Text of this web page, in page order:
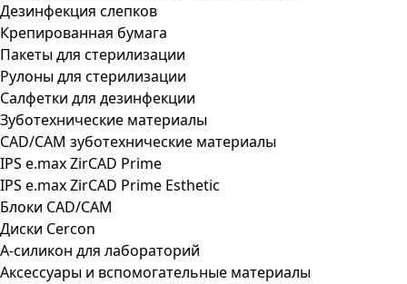
Дезинфекция слепков
Крепированная бумага
Пакеты для стерилизации
Рулоны для стерилизации
Салфетки для дезинфекции
Зуботехнические материалы
CAD/CAM зуботехнические материалы
IPS e.max ZirCAD Prime
IPS e.max ZirCAD Prime Esthetic
Блоки CAD/CAM
Диски Cercon
А-силикон для лабораторий
Аксессуары и вспомогательные материалы